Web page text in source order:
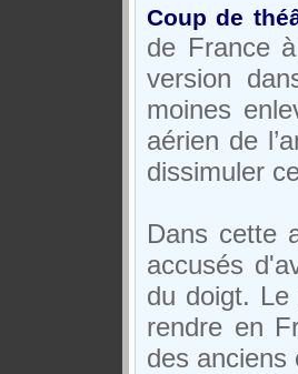
Coup de
de France
version
moines
aérien de
dissimuler
Dans cette
accusés
du doigt.
rendre en
des